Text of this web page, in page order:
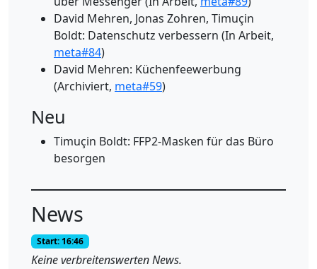
David Mehren, Jonas Zohren, Timuçin
Boldt: Datenschutz verbessern (In Arbeit,
meta#84)
David Mehren: Küchenfeewerbung
(Archiviert, meta#59)
Neu
Timuçin Boldt: FFP2-Masken für das Büro
besorgen
News
Start: 16:46
Keine verbreitenswerten News.